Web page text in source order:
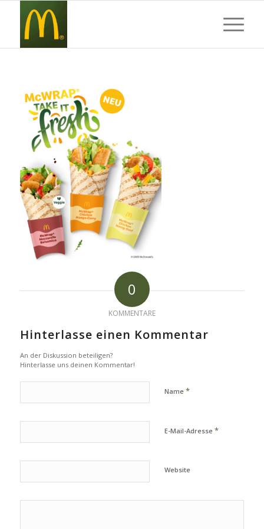
0
KOMMENTARE
Hinterlasse einen Kommentar
An der Diskussion beteiligen?
Hinterlasse uns deinen Kommentar!
Name *
E-Mail-Adresse *
Website